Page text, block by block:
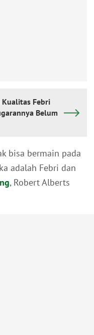
Kualitas Febri
Belum
bisa bermain pada
adalah Febri dan
, Robert Alberts